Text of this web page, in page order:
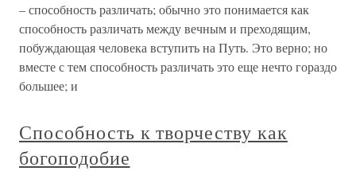
– способность различать; обычно это понимается как
способность различать между вечным и преходящим,
побуждающая человека вступить на Путь. Это верно; но
вместе с тем способность различать это еще нечто гораздо
большее; и
Способность к творчеству как
богоподобие